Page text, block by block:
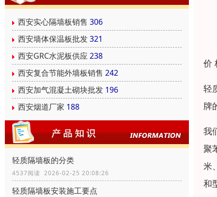
西安实心隔墙板销售 306
西安墙体保温板批发321
西安GRC水泥板供应238
西安复合节能外墙板销售 242
西安加气混凝土砌块批发 196
西安烟道厂家 188
轻质隔墙板的分类
4537阅读 2026-02-25 20:08:26
轻质隔墙板安装施工要点
价
轻
牌
我
聚
米
和